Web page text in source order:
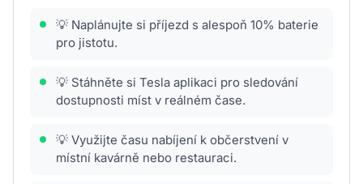
💡 Naplánujte si příjezd s alespoň 10% baterie
pro jistotu.
💡 Stáhněte si Tesla aplikaci pro sledování
dostupnosti míst v reálném čase.
💡 Využijte času nabíjení k občerstvení v
místní kavárně nebo restauraci.